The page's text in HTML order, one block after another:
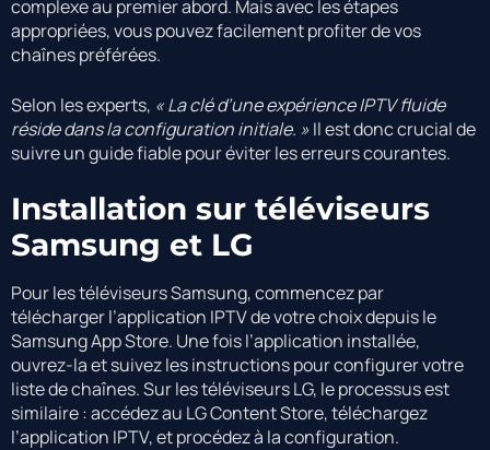
complexe au premier abord. Mais avec les étapes
appropriées, vous pouvez facilement profiter de vos
chaînes préférées.
Selon les experts, « La clé d’une expérience IPTV fluide
réside dans la configuration initiale. »Il est donc crucial de
suivre un guide fiable pour éviter les erreurs courantes.
Installation sur téléviseurs
Samsung et LG
Pour les téléviseurs Samsung, commencez par
télécharger l’application IPTV de votre choix depuis le
Samsung App Store. Une fois l’application installée,
ouvrez-la et suivez les instructions pour configurer votre
liste de chaînes. Sur les téléviseurs LG, le processus est
similaire : accédez au LG Content Store, téléchargez
l’application IPTV, et procédez à la configuration.